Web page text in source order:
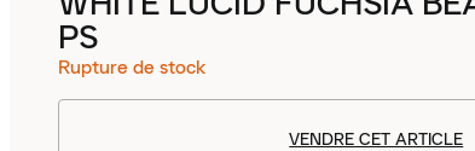
PS
Rupture de stock
VENDRE CET ARTICLE